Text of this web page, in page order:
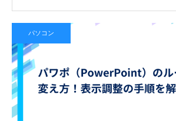
パソコン